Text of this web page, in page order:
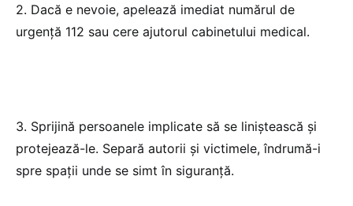
2. Dacă e nevoie, apelează imediat numărul de
urgență 112 sau cere ajutorul cabinetului medical.
3. Sprijină persoanele implicate să se liniștească și
protejează-le. Separă autorii și victimele, îndrumă-i
spre spații unde se simt în siguranță.